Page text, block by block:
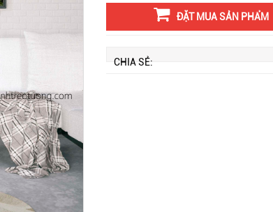
ĐẶT MUA SẢN PHẨM
CHIA SẺ: